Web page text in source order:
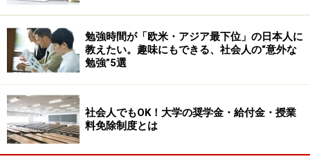
的には独学でした。
幸い仕事で英語を使っていたせいもあり、留学準備は全
て自分でやりました。専門業者に依頼すると、50万円～
かかるので、かなり節約できました。
勉強時間が「欧米・アジア最下位」の日本人に
教えたい。趣味にもできる、社会人の“意外な
勉強”5選
社会人でもOK！大学の奨学金・給付金・授業
料免除制度とは